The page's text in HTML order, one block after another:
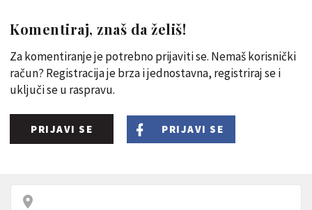
Komentiraj, znaš da želiš!
Za komentiranje je potrebno prijaviti se. Nemaš korisnički
račun? Registracija je brza i jednostavna, registriraj se i
uključi se u raspravu.
PRIJAVI SE PRIJAVI SE